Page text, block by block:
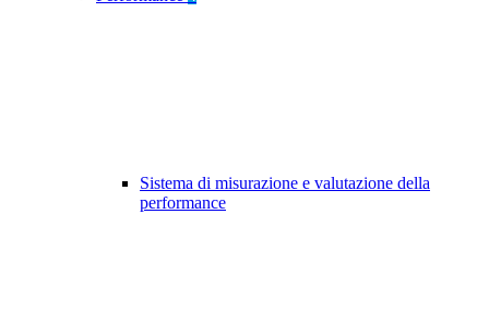
Sistema di misurazione e valutazione della
performance